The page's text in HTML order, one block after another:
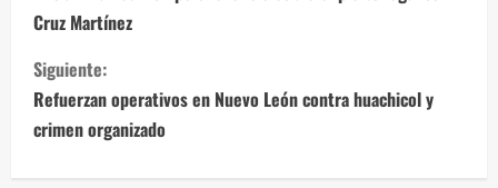
g
u
e
Cruz Martínez
Siguiente:
Refuerzan operativos en Nuevo León contra huachicol y
crimen organizado